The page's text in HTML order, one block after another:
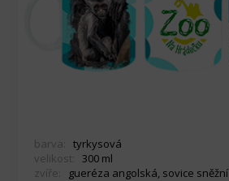
barva:
tyrkysová
velikost:
300 ml
zvíře:
gueréza angolská, sovice sněžní